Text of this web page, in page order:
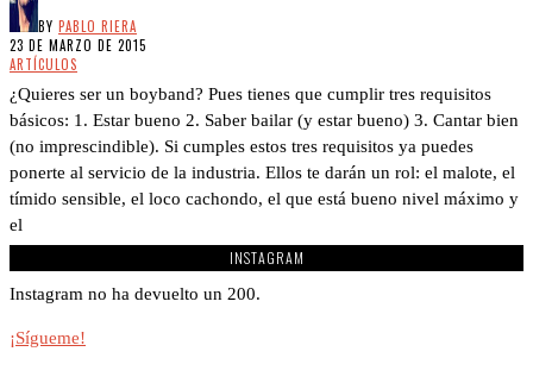
BY PABLO RIERA
23 DE MARZO DE 2015
ARTÍCULOS
¿Quieres ser un boyband? Pues tienes que cumplir tres requisitos
básicos: 1. Estar bueno 2. Saber bailar (y estar bueno) 3. Cantar bien
(no imprescindible). Si cumples estos tres requisitos ya puedes
ponerte al servicio de la industria. Ellos te darán un rol: el malote, el
tímido sensible, el loco cachondo, el que está bueno nivel máximo y
el
INSTAGRAM
Instagram no ha devuelto un 200.
¡Sígueme!